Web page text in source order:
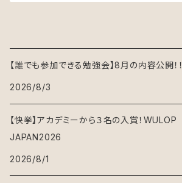
【誰でも参加できる勉強会】8月の内容公開！！
2026/8/3
【快挙】アカデミーから３名の入賞！WULOP
JAPAN2026
2026/8/1